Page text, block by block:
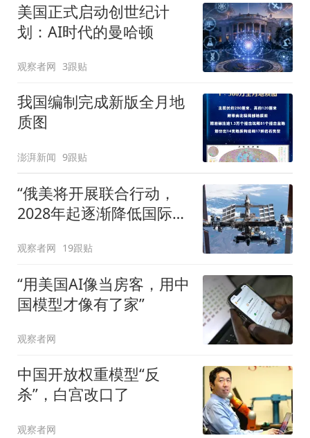
美国正式启动创世纪计
划：AI时代的曼哈顿
观察者网 3跟贴
我国编制完成新版全月地
质图
澎湃新闻 9跟贴
“俄美将开展联合行动，
2028年起逐渐降低国际空
观察者网 19跟贴
“用美国AI像当房客，用中
国模型才像有了家”
观察者网
中国开放权重模型“反
杀”，白宫改口了
观察者网